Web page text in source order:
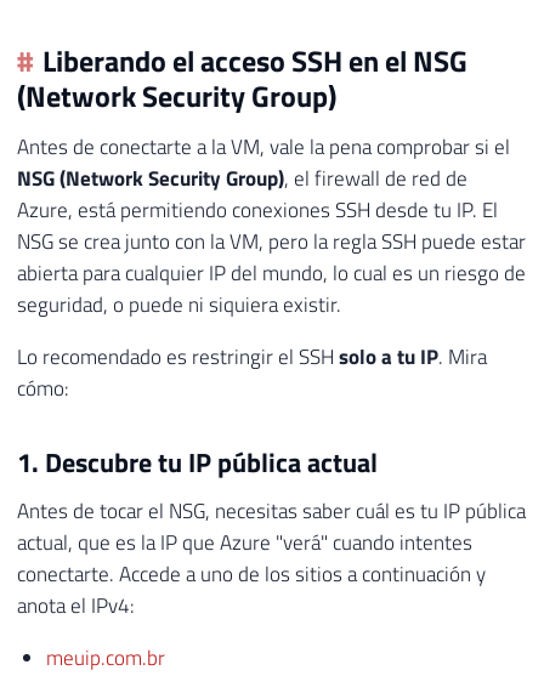
Liberando el acceso SSH en el NSG
(Network Security Group)
Antes de conectarte a la VM, vale la pena comprobar si el
NSG (Network Security Group), el firewall de red de
Azure, está permitiendo conexiones SSH desde tu IP. El
NSG se crea junto con la VM, pero la regla SSH puede estar
abierta para cualquier IP del mundo, lo cual es un riesgo de
seguridad, o puede ni siquiera existir.
Lo recomendado es restringir el SSHsolo a tu IP. Mira
cómo:
1. Descubre tu IP pública actual
Antes de tocar el NSG, necesitas saber cuál es tu IP pública
actual, que es la IP que Azure "verá" cuando intentes
conectarte. Accede a uno de los sitios a continuación y
anota el IPv4:
meuip.com.br